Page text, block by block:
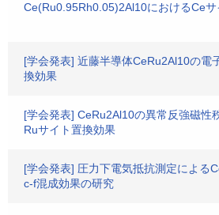
Ce(Ru0.95Rh0.05)2Al10におけるCe
[学会発表] 近藤半導体CeRu2Al10の電
換効果
[学会発表] CeRu2Al10の異常反強磁性
Ruサイト置換効果
[学会発表] 圧力下電気抵抗測定による
c-f混成効果の研究